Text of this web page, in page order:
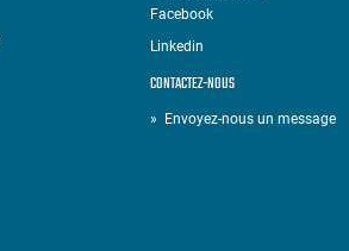
Facebook
Linkedin
CONTACTEZ-NOUS
» Envoyez-nous un message